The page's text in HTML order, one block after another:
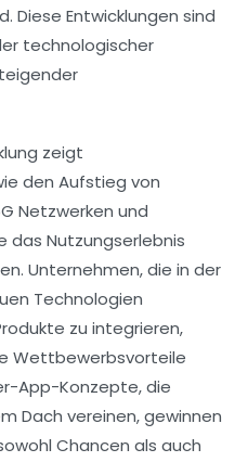
Diese Entwicklungen sind
technologischer
zeigt
den Aufstieg von
Netzwerken und
das Nutzungserlebnis
Unternehmen, die in der
Technologien
zu integrieren,
Wettbewerbsvorteile
App-Konzepte, die
Dach vereinen, gewinnen
Chancen als auch